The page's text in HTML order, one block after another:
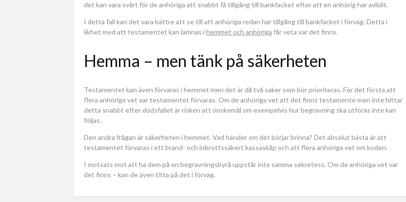
det kan vara svårt för de anhöriga att snabbt få tillgång till bankfacket efter att en anhörig har avlidit.
I detta fall kan det vara bättre att se till att anhöriga redan har tillgång till bankfacket i förväg. Detta i
likhet med att testamentet kan lämnas ihemmet och anhöriga får veta var det finns.
Hemma – men tänk på säkerheten
Testamentet kan även förvaras i hemmet men det är då två saker som bör prioriteras. För det första att
flera anhöriga vet var testamentet förvaras. Om de anhöriga vet att det finns testamente men inte hittar
detta snabbt efter dödsfallet är risken att önskemål om exempelvis hur begravning ska utföras inte kan
följas.
Den andra frågan är säkerheten i hemmet. Vad händer om det börjar brinna? Det absolut bästa är att
testamentet förvaras i ett brand- och inbrottssäkert kassaskåp och att flera anhöriga vet om koden.
I motsats mot att ha dem på en begravningsbyrå uppstår inte samma sekretess. Om de anhöriga vet var
det finns – kan de även titta på det i förväg.